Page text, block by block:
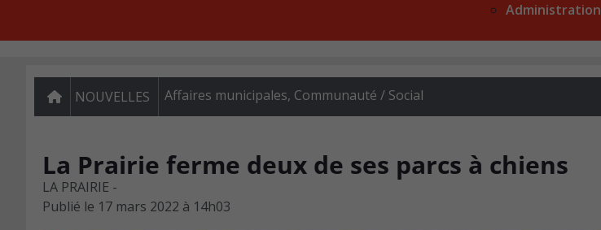
Administration
NOUVELLES Affaires municipales, Communauté / Social
La Prairie ferme deux de ses parcs à chiens
LA PRAIRIE -
Publié le 17 mars 2022 à 14h03